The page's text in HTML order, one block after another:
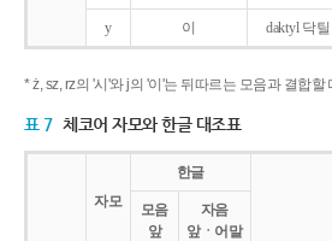
y 이 daktyl 닥틸
* ż, sz, rz의 '시'와 j의 '이'는 뒤따르는 모음과 결합
표 7 체코어 자모와 한글 대조표
자모
한글
모음
앞
자음
앞ㆍ어말